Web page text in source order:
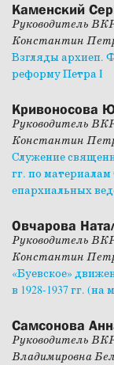
Каменский
Руководитель
Константин
Взгляды архиеп.
реформу Петра I
Кривоносова
Руководитель
Константин
Служение
гг. по
епархиальных
Овчарова
Руководитель
Константин
«Буевское»
в 1928-1937 гг.
Самсонова
Руководитель
Владимировна